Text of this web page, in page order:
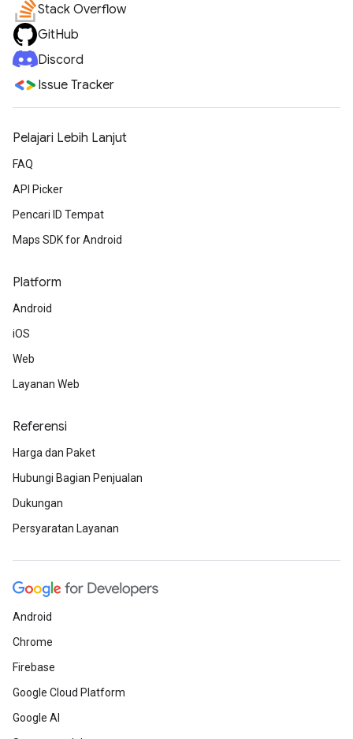
Stack Overflow
GitHub
Discord
Issue Tracker
Pelajari Lebih Lanjut
FAQ
API Picker
Pencari ID Tempat
Maps SDK for Android
Platform
Android
iOS
Web
Layanan Web
Referensi
Harga dan Paket
Hubungi Bagian Penjualan
Dukungan
Persyaratan Layanan
Android
Chrome
Firebase
Google Cloud Platform
Google AI